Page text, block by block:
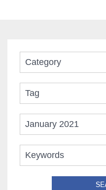
Category
Tag
January 2021